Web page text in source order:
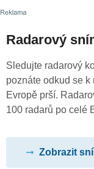
Radarový
Sledujte radarový
poznáte odkud se
Evropě prší.
100 radarů po celé
Zobrazit